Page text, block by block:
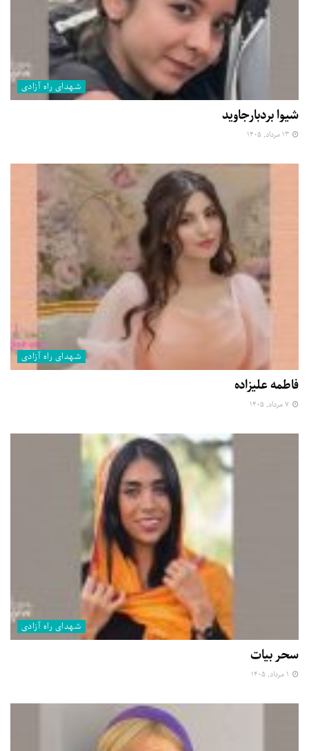
شهدای راه آزادی
شیوا بردبارجاوید
شهدای راه آزادی
فاطمه علیزاده
شهدای راه آزادی
سحر بیات